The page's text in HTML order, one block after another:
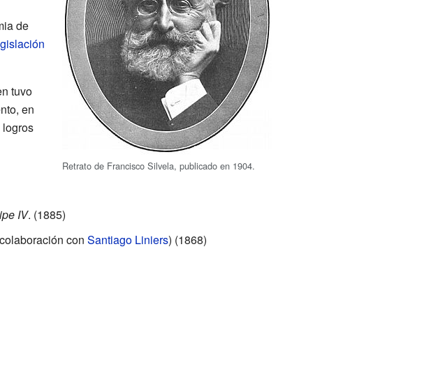
Retrato de Francisco Silvela, publicado en 1904.
de
tuvo
en
IV. (1885)
con Santiago Liniers) (1868)